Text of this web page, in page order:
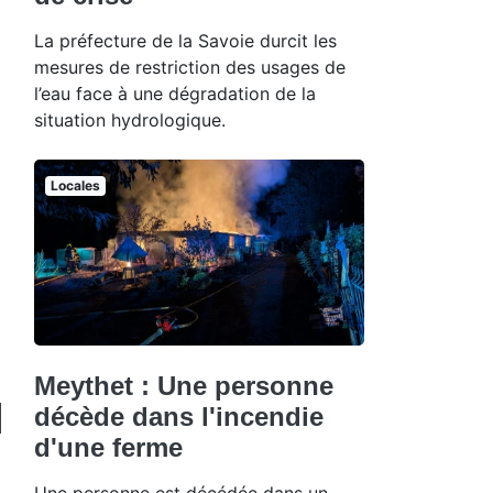
La préfecture de la Savoie durcit les
mesures de restriction des usages de
l’eau face à une dégradation de la
situation hydrologique.
Locales
Meythet : Une personne
décède dans l'incendie
d'une ferme